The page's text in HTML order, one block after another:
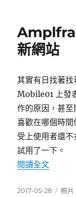
新網站
其實有日找著
Mobile01 上發
作的原因，甚
喜歡在哪個時
受上使用者還
試用了一下。
閱讀全文〈
發
2017-05-28
分
照片